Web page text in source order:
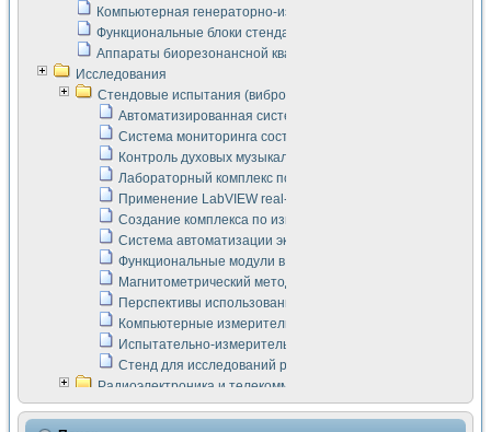
Компьютерная генераторно-измерительная система
Функциональные блоки стенда "Сигнал-USB"
Аппараты биорезонансной квантовой терапии серии СКАН
Исследования
Стендовые испытания (виброакустика, тензометрия и т.п.)
Автоматизированная система измерения параметров
Система мониторинга состояния тяговых
Контроль духовых музыкальных инструментов
Лабораторный комплекс по исследованию элементной
Применение LabVIEW real-time module для
Создание комплекса по измерению скорости подвижного
Система автоматизации экспериментальных
Функциональные модули в стандарте Nl SCXI для
Магнитометрический метод в дефектоскопии сварных
Перспективы использования машинного зрения в
Компьютерные измерительные системы для
Испытательно-измерительный комплекс аппаратуры для
Стенд для исследований рабочих процессов ДВС в
Радиоэлектроника и телекоммуникации
LabVIEW в расчетах радиолиний систем передачи данных
Аппаратно-программный комплекс для исследования